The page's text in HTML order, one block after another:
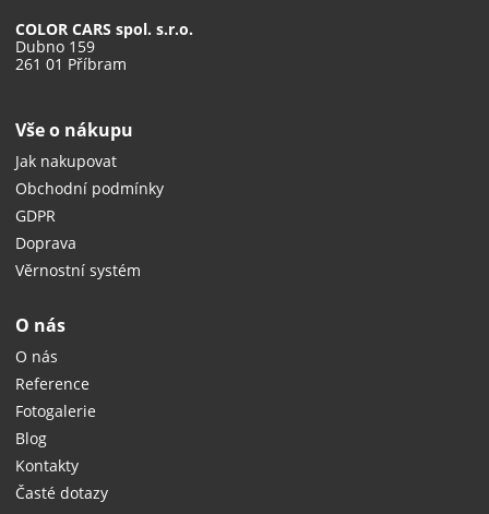
COLOR CARS spol. s.r.o.
Dubno 159
261 01 Příbram
Vše o nákupu
Jak nakupovat
Obchodní podmínky
GDPR
Doprava
Věrnostní systém
O nás
O nás
Reference
Fotogalerie
Blog
Kontakty
Časté dotazy